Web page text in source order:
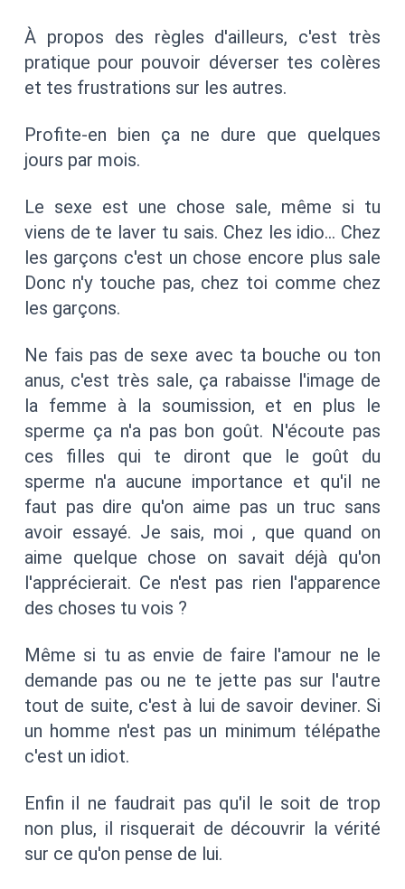
À propos des règles d'ailleurs, c'est très
pratique pour pouvoir déverser tes colères
et tes frustrations sur les autres.
Profite-en bien ça ne dure que quelques
jours par mois.
Le sexe est une chose sale, même si tu
viens de te laver tu sais. Chez les idio… Chez
les garçons c'est un chose encore plus sale
Donc n'y touche pas, chez toi comme chez
les garçons.
Ne fais pas de sexe avec ta bouche ou ton
anus, c'est très sale, ça rabaisse l'image de
la femme à la soumission, et en plus le
sperme ça n'a pas bon goût. N'écoute pas
ces filles qui te diront que le goût du
sperme n'a aucune importance et qu'il ne
faut pas dire qu'on aime pas un truc sans
avoir essayé. Je sais, moi , que quand on
aime quelque chose on savait déjà qu'on
l'apprécierait. Ce n'est pas rien l'apparence
des choses tu vois ?
Même si tu as envie de faire l'amour ne le
demande pas ou ne te jette pas sur l'autre
tout de suite, c'est à lui de savoir deviner. Si
un homme n'est pas un minimum télépathe
c'est un idiot.
Enfin il ne faudrait pas qu'il le soit de trop
non plus, il risquerait de découvrir la vérité
sur ce qu'on pense de lui.